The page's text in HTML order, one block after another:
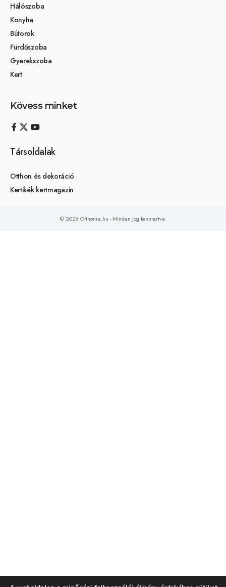
Hálószoba
Konyha
Bútorok
Fürdőszoba
Gyerekszoba
Kert
Kövess minket
Társoldalak
Otthon és dekoráció
Kertikék kertmagazin
© 2026 Otthonra.hu - Minden jog fenntartva.